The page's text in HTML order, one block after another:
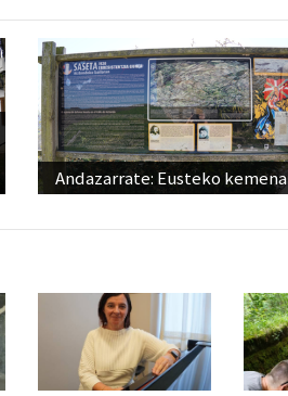
Andazarrate: Eusteko kemena